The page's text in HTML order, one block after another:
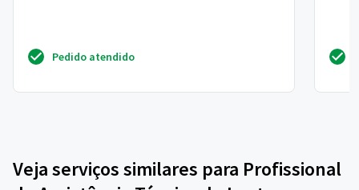
Pedido atendido
Veja serviços similares para Profissional